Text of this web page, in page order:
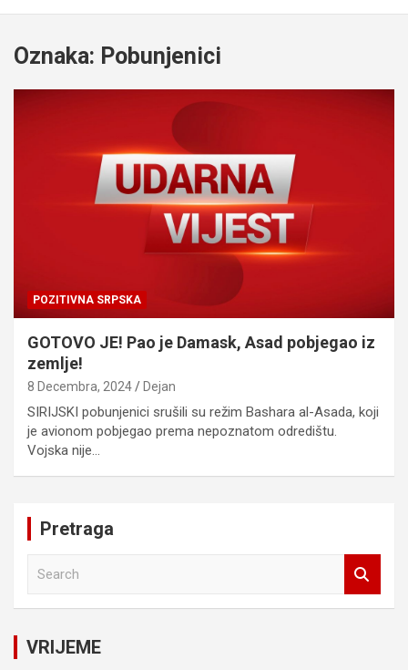
Oznaka: Pobunjenici
POZITIVNA SRPSKA
GOTOVO JE! Pao je Damask, Asad pobjegao iz
zemlje!
8 Decembra, 2024 Dejan
SIRIJSKI pobunjenici srušili su režim Bashara al-Asada, koji
je avionom pobjegao prema nepoznatom odredištu.
Vojska nije…
Pretraga
c
h
VRIJEME